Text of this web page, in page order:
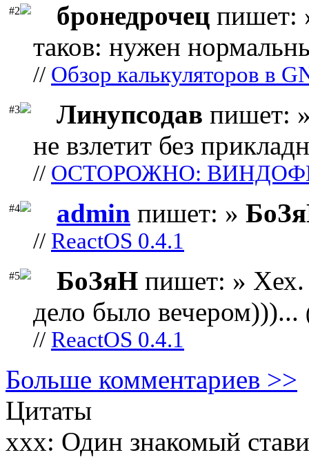
#2 бронедрочец пишет:
таков: нужен
// Обзор калькуляторов в
#3 Линупсодав пишет:
не взлетит без
// ОСТОРОЖНО:
#4 admin пишет: »
// ReactOS 0.4.1
#5 БоЗяН пишет: » Хех.
дело было вечером)))...
// ReactOS 0.4.1
Больше комментариев >>
Цитаты
xxx: Один знакомый